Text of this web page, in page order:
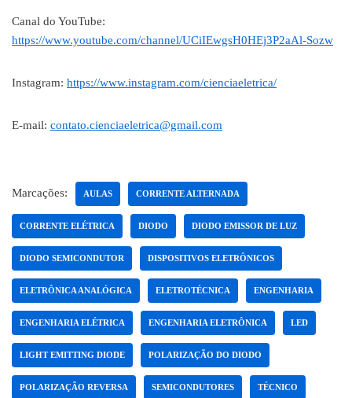
Canal do YouTube:
https://www.youtube.com/channel/UCiIEwgsH0HEj3P2aAl-Sozw
Instagram: https://www.instagram.com/cienciaeletrica/
E-mail: contato.cienciaeletrica@gmail.com
Marcações: AULAS CORRENTE ALTERNADA
CORRENTE ELÉTRICA DIODO DIODO EMISSOR DE LUZ
DIODO SEMICONDUTOR DISPOSITIVOS ELETRÔNICOS
ELETRÔNICA ANALÓGICA ELETROTÉCNICA ENGENHARIA
ENGENHARIA ELÉTRICA ENGENHARIA ELETRÔNICA LED
LIGHT EMITTING DIODE POLARIZAÇÃO DO DIODO
POLARIZAÇÃO REVERSA SEMICONDUTORES TÉCNICO